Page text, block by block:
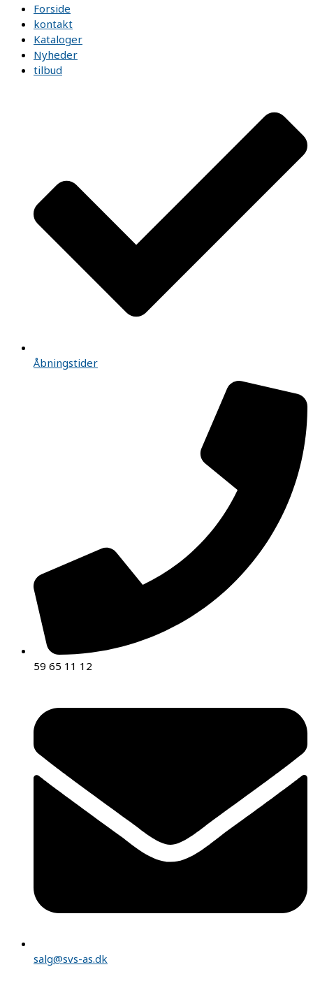
Forside
kontakt
Kataloger
Nyheder
tilbud
Åbningstider
59 65 11 12
salg@svs-as.dk